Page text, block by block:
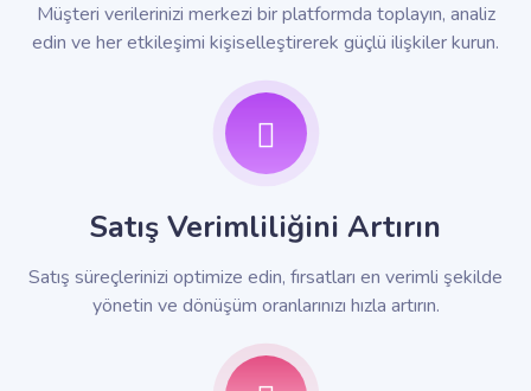
Müşteri verilerinizi merkezi bir platformda toplayın, analiz
edin ve her etkileşimi kişiselleştirerek güçlü ilişkiler kurun.
Satış Verimliliğini Artırın
Satış süreçlerinizi optimize edin, fırsatları en verimli şekilde
yönetin ve dönüşüm oranlarınızı hızla artırın.